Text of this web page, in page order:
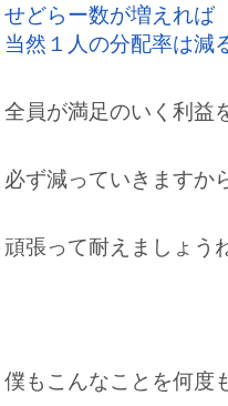
せどらー数が増えれば
当然１人の分配率は減
全員が満足のいく利益
必ず減っていきますか
頑張って耐えましょう
僕もこんなことを何度